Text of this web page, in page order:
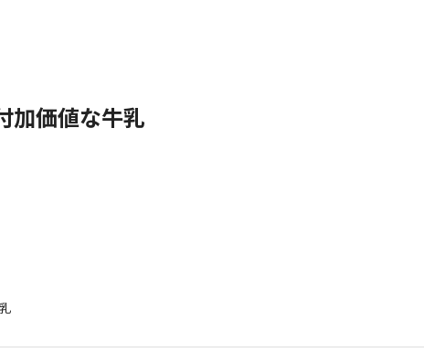
加価値な牛乳